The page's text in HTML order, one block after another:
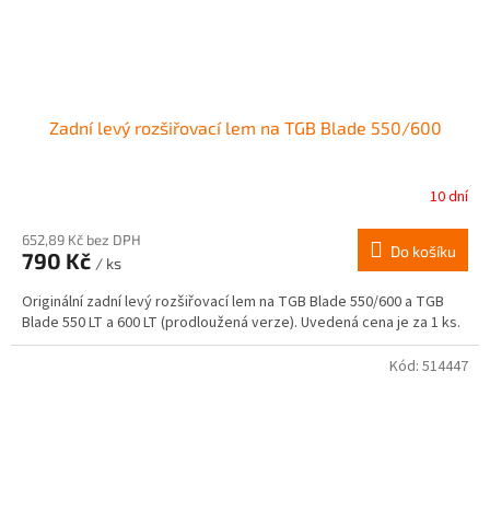
Zadní levý rozšiřovací lem na TGB Blade 550/600
10 dní
652,89 Kč bez DPH
790 Kč / ks
Do košíku
Originální zadní levý rozšiřovací lem na TGB Blade 550/600 a TGB
Blade 550 LT a 600 LT (prodloužená verze). Uvedená cena je za 1 ks.
Kód: 514447